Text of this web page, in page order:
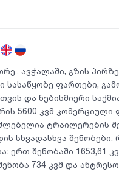
ავჭალაში, გზის
სასაწყობე ფართები,
და ნებისმიერი
5600 კვმ
ტრაილერების
სხვადასხვა
ერთ შენობაში 1653,61
734 კვმ და